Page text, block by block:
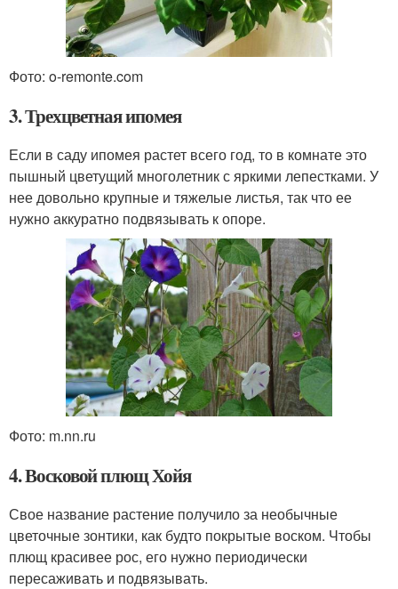
Фото: o-remonte.com
3. Трехцветная ипомея
Если в саду ипомея растет всего год, то в комнате это
пышный цветущий многолетник с яркими лепестками. У
нее довольно крупные и тяжелые листья, так что ее
нужно аккуратно подвязывать к опоре.
Фото: m.nn.ru
4. Восковой плющ Хойя
Свое название растение получило за необычные
цветочные зонтики, как будто покрытые воском. Чтобы
плющ красивее рос, его нужно периодически
пересаживать и подвязывать.